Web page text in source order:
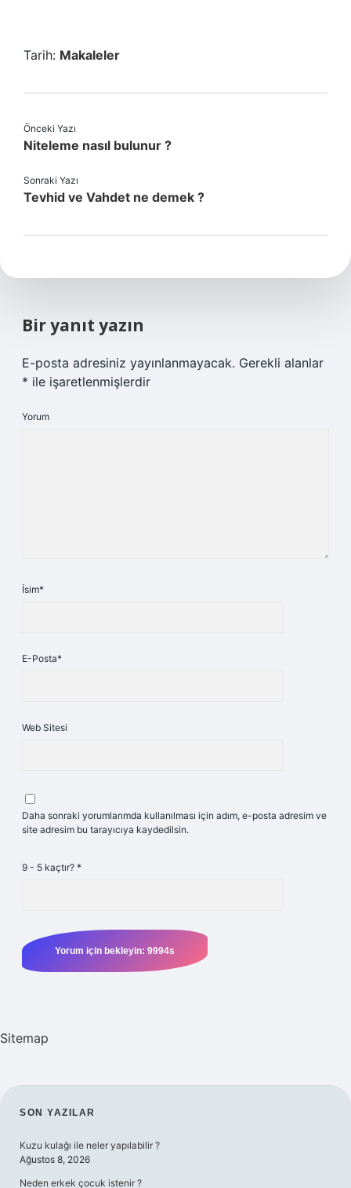
Tarih: Makaleler
Önceki Yazı
Niteleme nasıl bulunur ?
Sonraki Yazı
Tevhid ve Vahdet ne demek ?
Bir yanıt yazın
E-posta adresiniz yayınlanmayacak. Gerekli alanlar
* ile işaretlenmişlerdir
Yorum
İsim*
E-Posta*
Web Sitesi
Daha sonraki yorumlarımda kullanılması için adım, e-posta adresim ve
site adresim bu tarayıcıya kaydedilsin.
9 - 5 kaçtır? *
Sitemap
SIDEBAR
SON YAZILAR
Kuzu kulağı ile neler yapılabilir ?
Ağustos 8, 2026
Neden erkek çocuk istenir ?